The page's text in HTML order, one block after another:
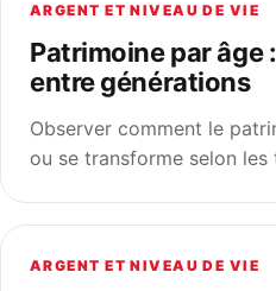
ARGENT ET NIVEAU DE VIE
Patrimoine par âge
entre générations
Observer comment le
ou se transforme selon les
ARGENT ET NIVEAU DE VIE